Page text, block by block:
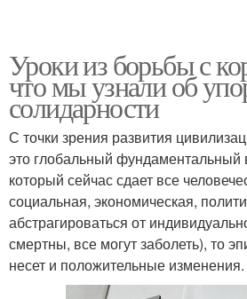
Уроки из борьбы с
что мы узнали об
солидарности
С точки зрения развития
это глобальный фундаментальный
который сейчас сдает все
социальная, экономическая,
абстрагироваться от
смертны, все могут заболеть), то
несет и положительные изменения.